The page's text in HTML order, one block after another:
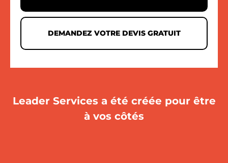
DEMANDEZ VOTRE DEVIS GRATUIT
Leader Services a été créée pour être
à vos côtés